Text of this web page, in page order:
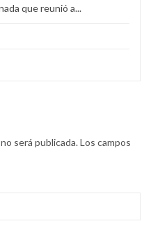
que reunió a...
será publicada.Los campos